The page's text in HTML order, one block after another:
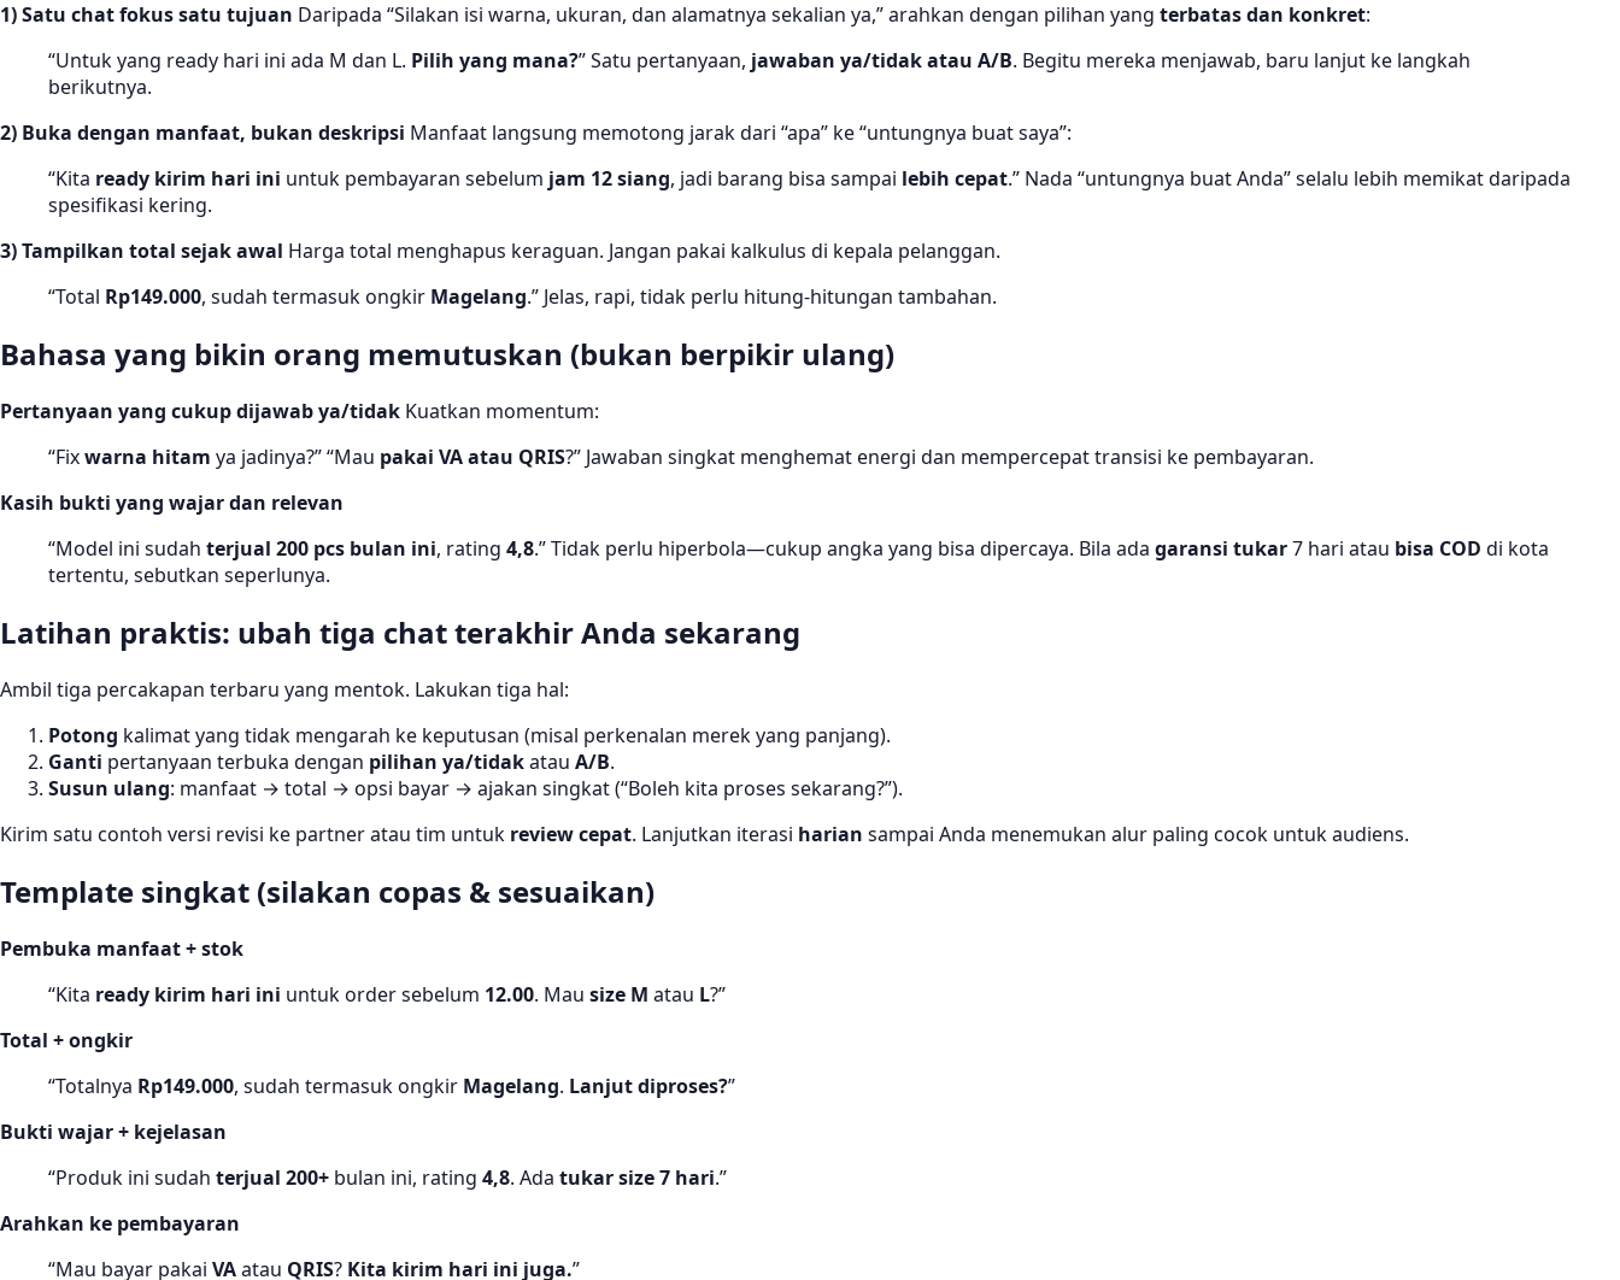
1) Satu chat fokus satu tujuan Daripada “Silakan isi warna, ukuran, dan alamatnya sekalian ya,” arahkan dengan pilihan yang terbatas dan konkret:
“Untuk yang ready hari ini ada M dan L. Pilih yang mana?” Satu pertanyaan, jawaban ya/tidak atau A/B. Begitu mereka menjawab, baru lanjut ke langkah
berikutnya.
2) Buka dengan manfaat, bukan deskripsi Manfaat langsung memotong jarak dari “apa” ke “untungnya buat saya”:
“Kita ready kirim hari ini untuk pembayaran sebelum jam 12 siang, jadi barang bisa sampai lebih cepat.” Nada “untungnya buat Anda” selalu lebih memikat daripada
spesifikasi kering.
3) Tampilkan total sejak awal Harga total menghapus keraguan. Jangan pakai kalkulus di kepala pelanggan.
“Total Rp149.000, sudah termasuk ongkir Magelang.” Jelas, rapi, tidak perlu hitung-hitungan tambahan.
Bahasa yang bikin orang memutuskan (bukan berpikir ulang)
Pertanyaan yang cukup dijawab ya/tidak Kuatkan momentum:
“Fixwarna hitam ya jadinya?” “Mau pakai VA atau QRIS?” Jawaban singkat menghemat energi dan mempercepat transisi ke pembayaran.
Kasih bukti yang wajar dan relevan
“Model ini sudah terjual 200 pcs bulan ini, rating 4,8.” Tidak perlu hiperbola—cukup angka yang bisa dipercaya. Bila ada garansi tukar7 hari atau bisa COD di kota
tertentu, sebutkan seperlunya.
Latihan praktis: ubah tiga chat terakhir Anda sekarang
Ambil tiga percakapan terbaru yang mentok. Lakukan tiga hal:
Potong kalimat yang tidak mengarah ke keputusan (misal perkenalan merek yang panjang).
Ganti pertanyaan terbuka dengan pilihan ya/tidakatau A/B.
Susun ulang: manfaat → total → opsi bayar → ajakan singkat (“Boleh kita proses sekarang?”).
Kirim satu contoh versi revisi ke partner atau tim untuk review cepat. Lanjutkan iterasi harian sampai Anda menemukan alur paling cocok untuk audiens.
Template singkat (silakan copas & sesuaikan)
Pembuka manfaat + stok
“Kita ready kirim hari ini untuk order sebelum 12.00. Mau size M atau L?”
Total + ongkir
“Totalnya Rp149.000, sudah termasuk ongkir Magelang. Lanjut diproses?”
Bukti wajar + kejelasan
“Produk ini sudah terjual 200+ bulan ini, rating 4,8. Ada tukar size 7 hari.”
Arahkan ke pembayaran
“Mau bayar pakai VAatau QRIS? Kita kirim hari ini juga.”